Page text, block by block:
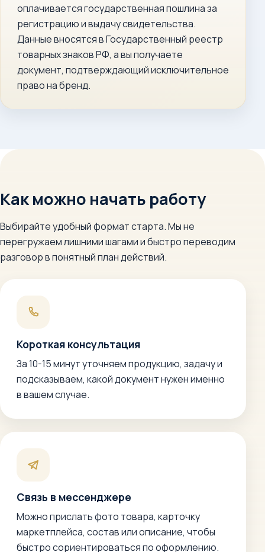
оплачивается государственная пошлина за
регистрацию и выдачу свидетельства.
Данные вносятся в Государственный реестр
товарных знаков РФ, а вы получаете
документ, подтверждающий исключительное
право на бренд.
Как можно начать работу
Выбирайте удобный формат старта. Мы не
перегружаем лишними шагами и быстро переводим
разговор в понятный план действий.
Короткая консультация
За 10-15 минут уточняем продукцию, задачу и
подсказываем, какой документ нужен именно
в вашем случае.
Связь в мессенджере
Можно прислать фото товара, карточку
маркетплейса, состав или описание, чтобы
быстро сориентироваться по оформлению.